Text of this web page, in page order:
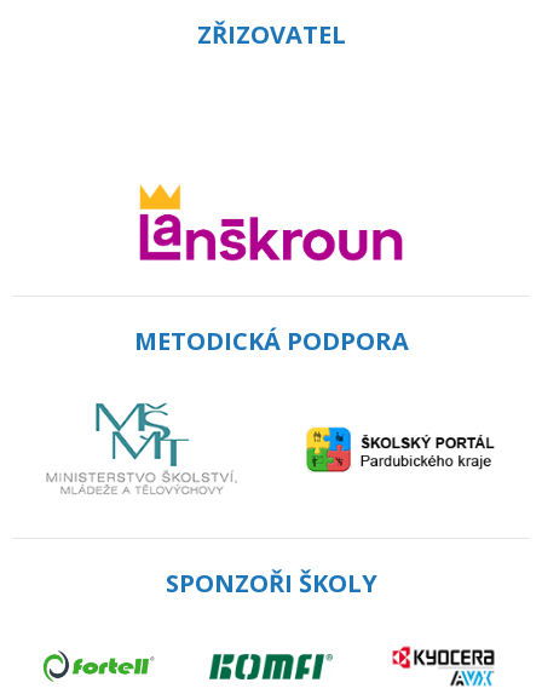
ZŘIZOVATEL
METODICKÁ PODPORA
SPONZOŘI ŠKOLY